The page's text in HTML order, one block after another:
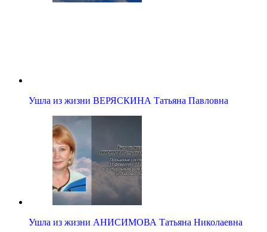
Ушла из жизни ВЕРЯСКИНА Татьяна Павловна
Ушла из жизни АНИСИМОВА Татьяна Николаевна